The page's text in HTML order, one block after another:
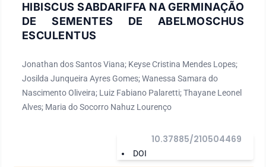
HIBISCUS SABDARIFFA NA GERMINAÇÃO
DE SEMENTES DE ABELMOSCHUS
ESCULENTUS
Jonathan dos Santos Viana; Keyse Cristina Mendes Lopes;
Josilda Junqueira Ayres Gomes; Wanessa Samara do
Nascimento Oliveira; Luiz Fabiano Palaretti; Thayane Leonel
Alves; Maria do Socorro Nahuz Lourenço
DOI
10.37885/210504469